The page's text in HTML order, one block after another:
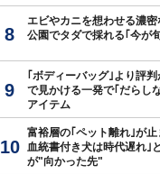
エビやカニを想わせる濃
公園でタダで採れる｢今が
｢ボディーバッグ｣より評
で見かける一発で｢だらし
アイテム
富裕層の｢ペット離れ｣が
血統書付き犬は時代遅れ｣
が"向かった先"